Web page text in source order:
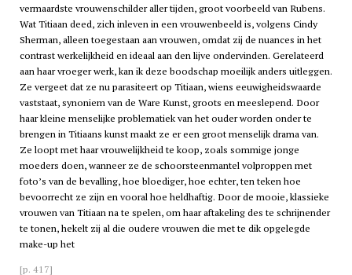
vermaardste vrouwenschilder aller tijden, groot voorbeeld van Rubens.
Wat Titiaan deed, zich inleven in een vrouwenbeeld is, volgens Cindy
Sherman, alleen toegestaan aan vrouwen, omdat zij de nuances in het
contrast werkelijkheid en ideaal aan den lijve ondervinden. Gerelateerd
aan haar vroeger werk, kan ik deze boodschap moeilijk anders uitleggen.
Ze vergeet dat ze nu parasiteert op Titiaan, wiens eeuwigheidswaarde
vaststaat, synoniem van de Ware Kunst, groots en meeslepend. Door
haar kleine menselijke problematiek van het ouder worden onder te
brengen in Titiaans kunst maakt ze er een groot menselijk drama van.
Ze loopt met haar vrouwelijkheid te koop, zoals sommige jonge
moeders doen, wanneer ze de schoorsteenmantel volproppen met
foto’s van de bevalling, hoe bloediger, hoe echter, ten teken hoe
bevoorrecht ze zijn en vooral hoe heldhaftig. Door de mooie, klassieke
vrouwen van Titiaan na te spelen, om haar aftakeling des te schrijnender
te tonen, hekelt zij al die oudere vrouwen die met te dik opgelegde
make-up het
[p. 417]